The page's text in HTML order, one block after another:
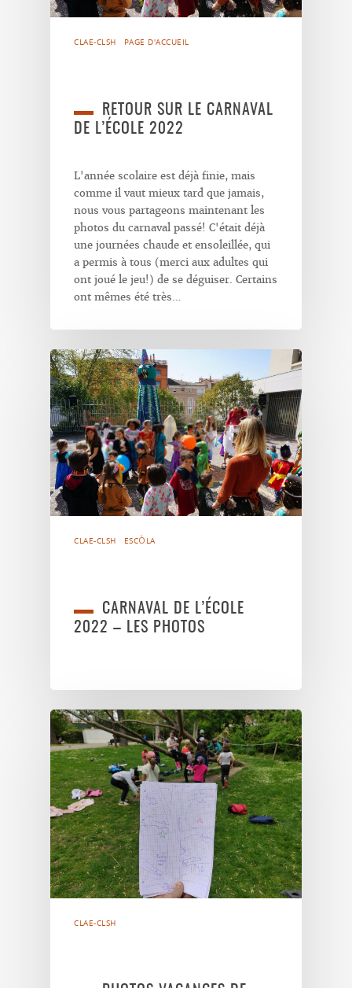
CLAE-CLSH PAGE D'ACCUEIL
RETOUR SUR LE CARNAVAL
DE L’ÉCOLE 2022
L'année scolaire est déjà finie, mais
comme il vaut mieux tard que jamais,
nous vous partageons maintenant les
photos du carnaval passé! C'était déjà
une journées chaude et ensoleillée, qui
a permis à tous (merci aux adultes qui
ont joué le jeu!) de se déguiser. Certains
ont mêmes été très…
CLAE-CLSH ESCÒLA
CARNAVAL DE L’ÉCOLE
2022 – LES PHOTOS
CLAE-CLSH